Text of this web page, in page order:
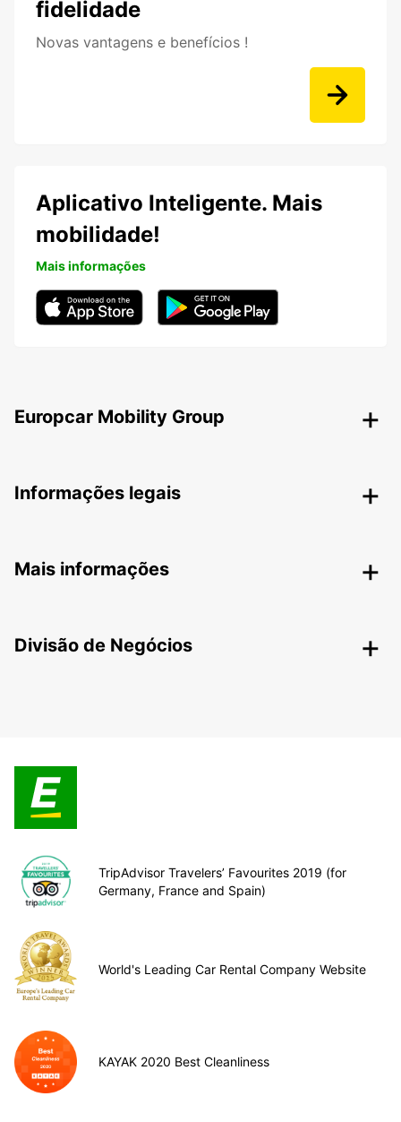
fidelidade
Novas vantagens e benefícios !
Aplicativo Inteligente. Mais
mobilidade!
Mais informações
Europcar Mobility Group
Informações legais
Mais informações
Divisão de Negócios
TripAdvisor Travelers’ Favourites 2019 (for
Germany, France and Spain)
World's Leading Car Rental Company Website
KAYAK 2020 Best Cleanliness